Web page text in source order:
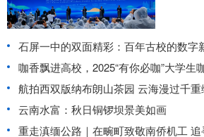
石屏一中的双面精彩：百年古校的数字
咖香飘进高校，2025“有你必咖”大学生
航拍西双版纳布朗山茶园 云海漫过千重
云南水富：秋日铜锣坝景美如画
重走滇缅公路｜在畹町致敬南侨机工